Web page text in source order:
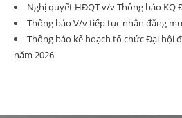
Nghị quyết HĐQT v/v Thông báo KQ
Thông báo V/v tiếp tục nhận đăng
Thông báo kế hoạch tổ chức Đại hội
năm 2026